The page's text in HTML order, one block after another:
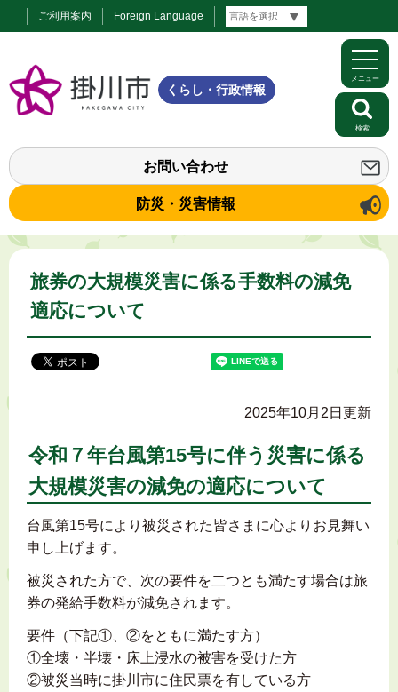
ご利用案内 Foreign Language
くらし・行政情報
お問い合わせ
防災・災害情報
メニュー
検索
旅券の大規模災害に係る手数料の減免
適応について
2025年10月2日更新
令和７年台風第15号に伴う災害に係る
大規模災害の減免の適応について
台風第15号により被災された皆さまに心よりお見舞い
申し上げます。
被災された方で、次の要件を二つとも満たす場合は旅
券の発給手数料が減免されます。
要件（下記①、②をともに満たす方）
①全壊・半壊・床上浸水の被害を受けた方
②被災当時に掛川市に住民票を有している方